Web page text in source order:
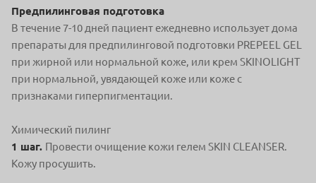
Предпилинговая подготовка
В течение 7-10 дней пациент ежедневно использует дома
препараты для предпилинговой подготовки PREPEEL GEL
при жирной или нормальной коже, или крем SKINOLIGHT
при нормальной, увядающей коже или коже с
признаками гиперпигментации.
Химический пилинг
1 шаг. Провести очищение кожи гелем SKIN CLEANSER.
Кожу просушить.